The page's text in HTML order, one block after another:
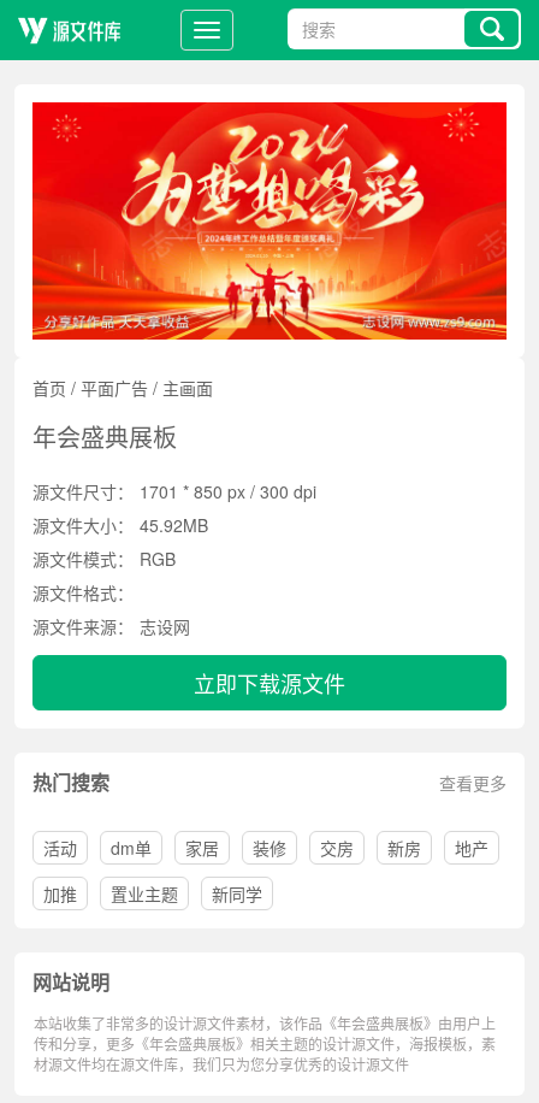
首页 / 平面广告 / 主画面
年会盛典展板
源文件尺寸：
1701 * 850 px / 300 dpi
源文件大小：
45.92MB
源文件模式：
RGB
源文件格式：
源文件来源：
志设网
立即下载源文件
热门搜索 查看更多
活动 dm单 家居 装修 交房 新房
地产
加推
置业主题 新同学
网站说明
本站收集了非常多的设计源文件素材，该作品《年会盛典展板》由用户上
传和分享，更多《年会盛典展板》相关主题的设计源文件，海报模板，素
材源文件均在源文件库，我们只为您分享优秀的设计源文件